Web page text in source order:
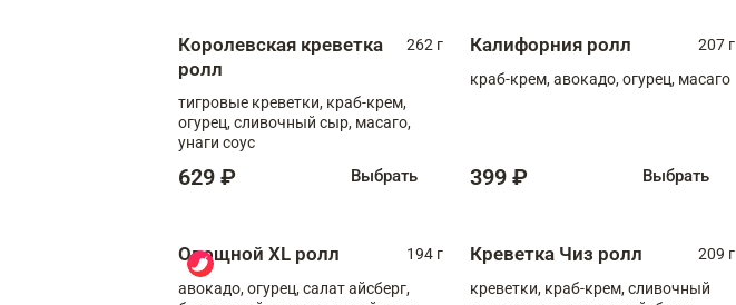
Королевская креветка
ролл
262 г
тигровые креветки, краб-крем,
огурец, сливочный сыр, масаго,
унаги соус
629 ₽ Выбрать
Калифорния ролл
207 г
краб-крем, авокадо, огурец, масаго
399 ₽ Выбрать
Овощной XL ролл
194 г
авокадо, огурец, салат айсберг,
Креветка Чиз ролл
209 г
креветки, краб-крем, сливочный